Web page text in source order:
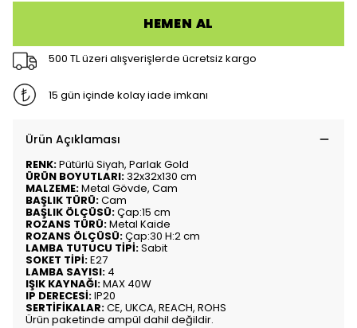
HEMEN AL
500 TL üzeri alışverişlerde ücretsiz kargo
15 gün içinde kolay iade imkanı
Ürün Açıklaması
RENK:Pütürlü Siyah, Parlak Gold
ÜRÜN BOYUTLARI:32x32x130 cm
MALZEME:Metal Gövde, Cam
BAŞLIK TÜRÜ:Cam
BAŞLIK ÖLÇÜSÜ:Çap:15 cm
ROZANS TÜRÜ:Metal Kaide
ROZANS ÖLÇÜSÜ:Çap:30 H:2 cm
LAMBA TUTUCU TİPİ:Sabit
SOKET TİPİ:E27
LAMBA SAYISI: 4
IŞIK KAYNAĞI:MAX 40W
IP DERECESİ:IP20
SERTİFİKALAR:CE, UKCA, REACH, ROHS
Ürün paketinde ampül dahil değildir.